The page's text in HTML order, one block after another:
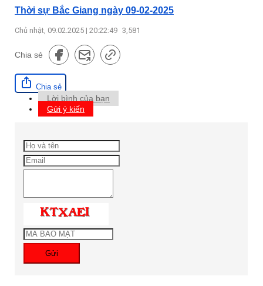
Thời sự Bắc Giang ngày 09-02-2025
Chủ nhật, 09.02.2025 | 20:22:49 3,581
Chia sẻ
Chia sẻ
Lời bình của bạn
Gửi ý kiến
Gửi